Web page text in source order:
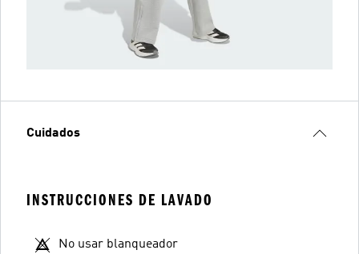
Cuidados
INSTRUCCIONES DE LAVADO
No usar blanqueador